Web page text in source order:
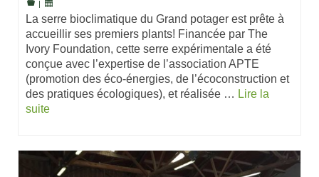
La serre bioclimatique du Grand potager est prête à
accueillir ses premiers plants! Financée par The
Ivory Foundation, cette serre expérimentale a été
conçue avec l’expertise de l’association APTE
(promotion des éco-énergies, de l’écoconstruction et
des pratiques écologiques), et réalisée … Lire la
suite